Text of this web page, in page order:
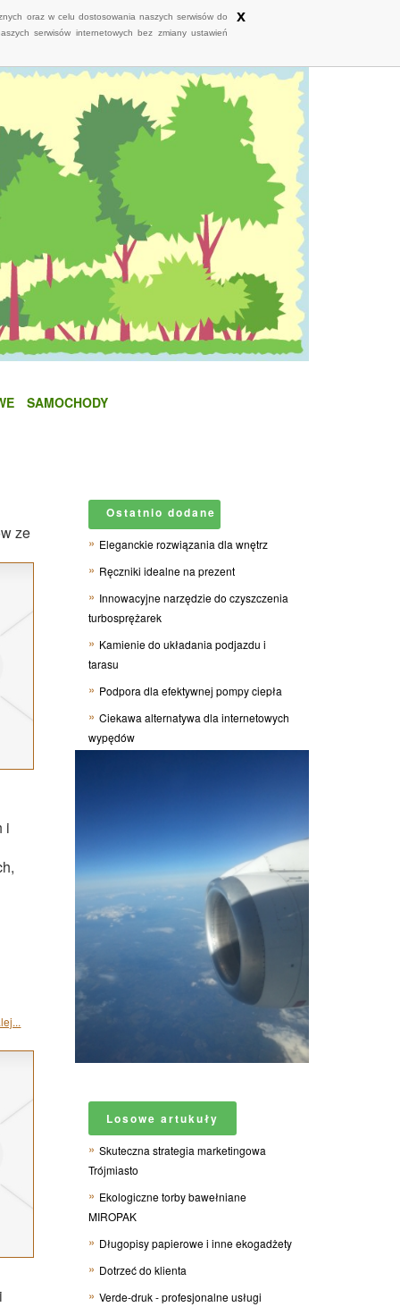
oraz w celu dostosowania naszych serwisów do
serwisów internetowych bez zmiany ustawień
x
SAMOCHODY
ze
i
Ostatnio dodane
Eleganckie rozwiązania dla wnętrz
Ręczniki idealne na prezent
Innowacyjne narzędzie do czyszczenia
turbosprężarek
Kamienie do układania podjazdu i
tarasu
Podpora dla efektywnej pompy ciepła
Ciekawa alternatywa dla internetowych
wypędów
Losowe artukuły
Skuteczna strategia marketingowa
Trójmiasto
Ekologiczne torby bawełniane
MIROPAK
Długopisy papierowe i inne ekogadżety
Dotrzeć do klienta
Verde-druk - profesjonalne usługi